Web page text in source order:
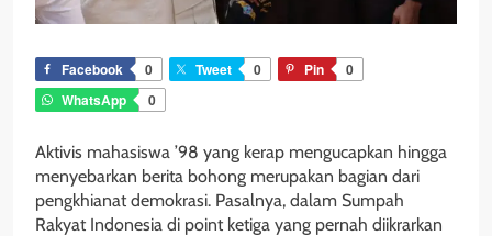
Facebook 0 Tweet 0 Pin
0
WhatsApp
0
Aktivis mahasiswa ’98 yang kerap mengucapkan hingga
menyebarkan berita bohong merupakan bagian dari
pengkhianat demokrasi. Pasalnya, dalam Sumpah
Rakyat Indonesia di point ketiga yang pernah diikrarkan